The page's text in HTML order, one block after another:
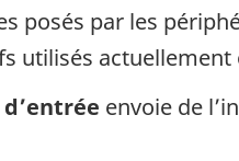
posés par les
utilisés
envoie de